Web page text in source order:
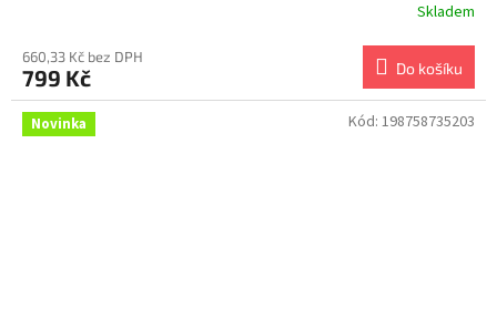
Skladem
660,33 Kč bez DPH
799 Kč Do košíku
Novinka Kód: 198758735203